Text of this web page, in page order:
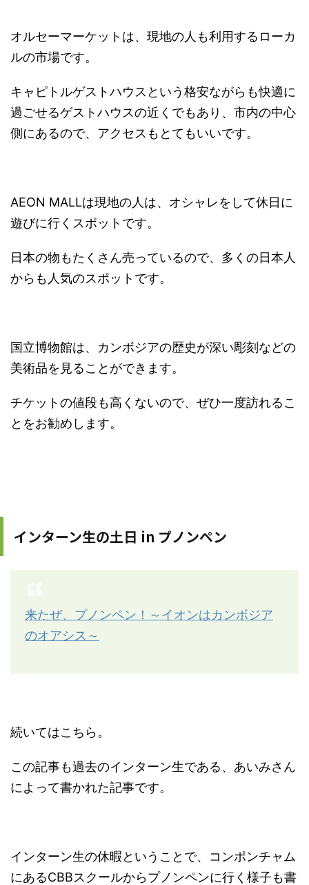
オルセーマーケットは、現地の人も利用するローカ
ルの市場です。
キャピトルゲストハウスという格安ながらも快適に
過ごせるゲストハウスの近くでもあり、市内の中心
側にあるので、アクセスもとてもいいです。
AEON MALLは現地の人は、オシャレをして休日に
遊びに行くスポットです。
日本の物もたくさん売っているので、多くの日本人
からも人気のスポットです。
国立博物館は、カンボジアの歴史が深い彫刻などの
美術品を見ることができます。
チケットの値段も高くないので、ぜひ一度訪れるこ
とをお勧めします。
インターン生の土日 in プノンペン
来たぜ、プノンペン！～イオンはカンボジア
のオアシス～
続いてはこちら。
この記事も過去のインターン生である、あいみさん
によって書かれた記事です。
インターン生の休暇ということで、コンポンチャム
にあるCBBスクールからプノンペンに行く様子も書